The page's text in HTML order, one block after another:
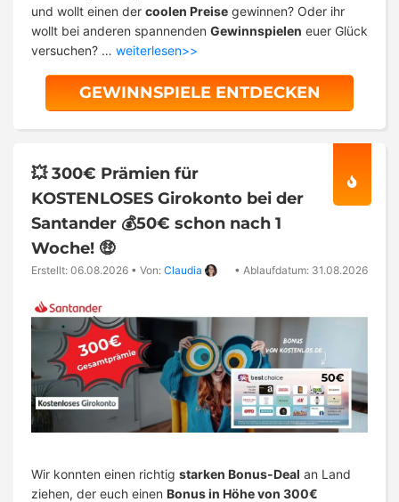
und wollt einen der coolen Preise gewinnen? Oder ihr
wollt bei anderen spannenden Gewinnspielen euer Glück
versuchen? … weiterlesen>>
GEWINNSPIELE ENTDECKEN
💥 300€ Prämien für
KOSTENLOSES Girokonto bei der
Santander 💰50€ schon nach 1
Woche! 🤑
Erstellt: 06.08.2026 • Von: Claudia • Ablaufdatum: 31.08.2026
Wir konnten einen richtig starken Bonus-Deal an Land
ziehen, der euch einen Bonus in Höhe von 300€